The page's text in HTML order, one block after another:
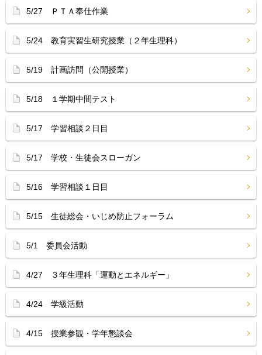
5/27 ＰＴＡ奉仕作業
5/24 教育実習生研究授業（２年生理科）
5/19 計画訪問（公開授業）
5/18 １学期中間テスト
5/17 学習相談２日目
5/17 学校・生徒会スローガン
5/16 学習相談１日目
5/15 生徒総会・いじめ防止フォーラム
5/1 委員会活動
4/27 ３年生理科「運動とエネルギー」
4/24 学級活動
4/15 授業参観・学年懇談会